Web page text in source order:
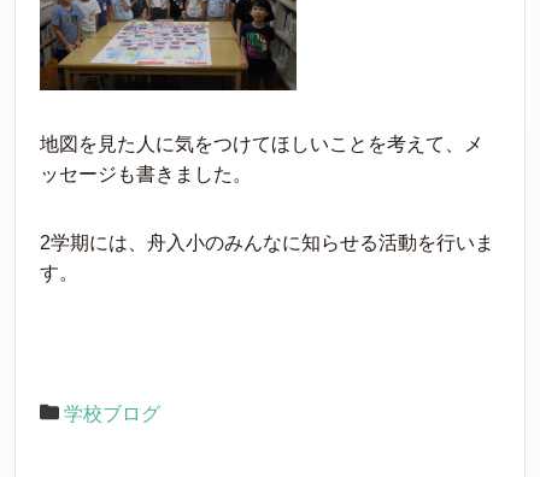
地図を見た人に気をつけてほしいことを考えて、メ
ッセージも書きました。
2学期には、舟入小のみんなに知らせる活動を行いま
す。
学校ブログ